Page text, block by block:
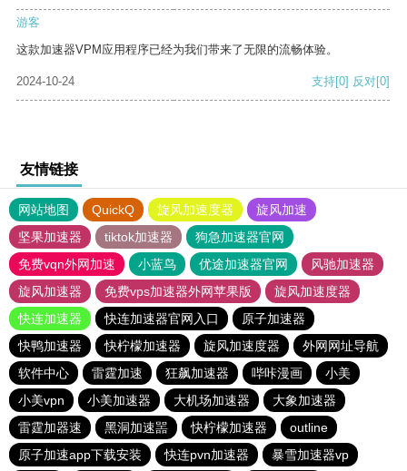
游客
这款加速器VPM应用程序已经为我们带来了无限的流畅体验。
2024-10-24 支持[0] 反对[0]
友情链接
网站地图 QuickQ 旋风加速度器
旋风加速
坚果加速器
tiktok加速器
狗急加速器官网
免费vqn外网加速
小蓝鸟 优途加速器官网
风驰加速器
旋风加速器
免费vps加速器外网苹果版
旋风加速度器
快连加速器
快连加速器官网入口
原子加速器
快鸭加速器
快柠檬加速器 旋风加速度器
外网网址导航
软件中心
雷霆加速 狂飙加速器 哔咔漫画
小美
小美vpn
小美加速器 大机场加速器
大象加速器
雷霆加器速
黑洞加速噐 快柠檬加速器
outline
原子加速app下载安装
快连pvn加速器 暴雪加速器vp